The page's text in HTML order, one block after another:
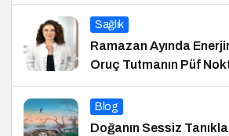
Sağlık
Ramazan Ayında
Oruç Tutmanın Püf
Blog
Doğanın Sessiz